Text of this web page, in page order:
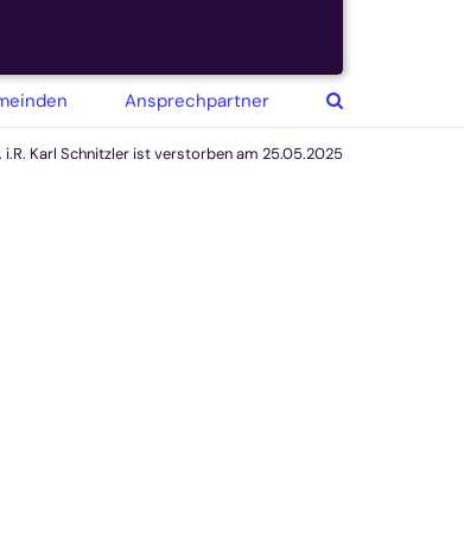
Ansprechpartner
i.R. Karl Schnitzler ist verstorben am 25.05.2025